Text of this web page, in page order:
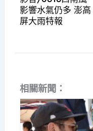
影響水氣仍多 澎高
屏大雨特報
相關新聞：